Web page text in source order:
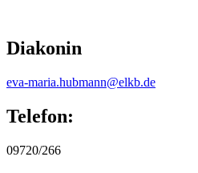
Diakonin
eva-maria.hubmann@elkb.de
Telefon:
09720/266